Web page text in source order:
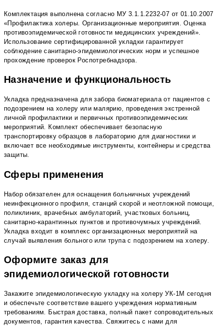
Комплектация выполнена согласно МУ 3.1.1.2232-07 от 01.10.2007
«Профилактика холеры. Организационные мероприятия. Оценка
противоэпидемической готовности медицинских учреждений».
Использование сертифицированной укладки гарантирует
соблюдение санитарно-эпидемиологических норм и успешное
прохождение проверок Роспотребнадзора.
Назначение и функциональность
Укладка предназначена для забора биоматериала от пациентов с
подозрением на холеру или малярию, проведения экстренной
личной профилактики и первичных противоэпидемических
мероприятий. Комплект обеспечивает безопасную
транспортировку образцов в лабораторию для диагностики и
включает все необходимые инструменты, контейнеры и средства
защиты.
Сферы применения
Набор обязателен для оснащения больничных учреждений
неинфекционного профиля, станций скорой и неотложной помощи,
поликлиник, врачебных амбулаторий, участковых больниц,
санитарно-карантинных пунктов и противочумных учреждений.
Укладка входит в комплекс организационных мероприятий на
случай выявления больного или трупа с подозрением на холеру.
Оформите заказ для
эпидемиологической готовности
Закажите эпидемиологическую укладку на холеру УК-1М сегодня
и обеспечьте соответствие вашего учреждения нормативным
требованиям. Быстрая доставка, полный пакет сопроводительных
документов, гарантия качества. Свяжитесь с нами для